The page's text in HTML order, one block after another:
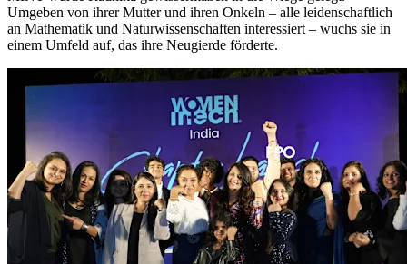
Umgeben von ihrer Mutter und ihren Onkeln – alle leidenschaftlich
an Mathematik und Naturwissenschaften interessiert – wuchs sie in
einem Umfeld auf, das ihre Neugierde förderte.